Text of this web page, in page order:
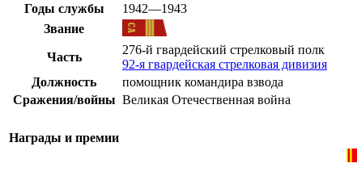
Годы службы
1942—1943
Звание
Часть
276-й гвардейский стрелковый полк
92-я гвардейская стрелковая дивизия
Должность
помощник командира взвода
Сражения/войны Великая Отечественная война
Награды и премии